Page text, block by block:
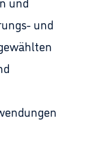
und